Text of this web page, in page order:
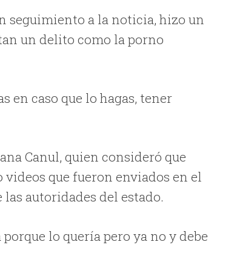
seguimiento a la noticia, hizo un
un delito como la porno
en caso que lo hagas, tener
Canul, quien consideró que
que fueron enviados en el
autoridades del estado.
lo quería pero ya no y debe